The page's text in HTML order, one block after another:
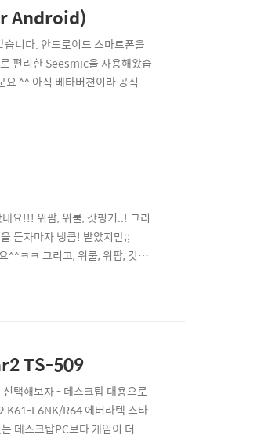
Android)
니다. 안드로이드 스마트폰을
편리한 Seesmic을 사용해왔습
^^ 아직 베타버젼이라 공식적
드용 트윗덱 베타] 트윗덱의 특
요!!! 위팜, 위룰, 갓핑거..! 그리
듣자마자 냉큼! 받았지만;;
^^ㅋㅋ 그리고, 위룰, 위팜, 갓핑
하자마자 친구분들이 있으셔
TS-509
택해보자 - 데스크탑 대용으로
L6NK/R64 에버라텍 스타
데스크탑PC보다 게임이 더 잘